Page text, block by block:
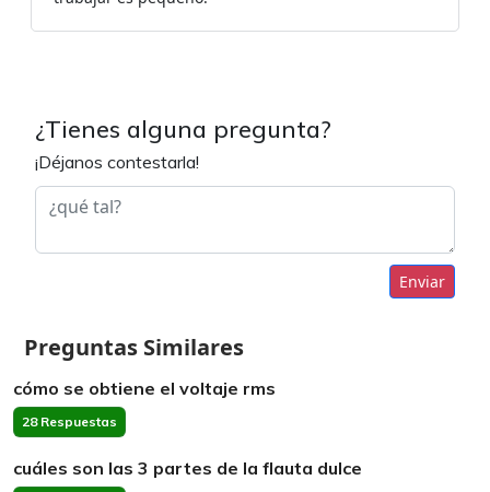
¿Tienes alguna pregunta?
¡Déjanos contestarla!
Enviar
Preguntas Similares
cómo se obtiene el voltaje rms
28 Respuestas
cuáles son las 3 partes de la flauta dulce